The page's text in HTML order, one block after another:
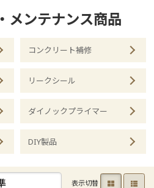
メンテナンス商品
コンクリート補修
リークシール
ダイノックプライマー
DIY製品
表示切替